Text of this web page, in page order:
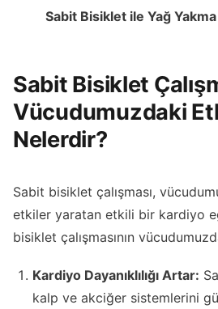
Sabit Bisiklet ile Yağ Yakma
Sabit Bisiklet
Vücudumuzdaki
Nelerdir?
Sabit bisiklet çalışması,
etkiler yaratan etkili bir kardiyo
bisiklet çalışmasının
Kardiyo Dayanıklılığı Artar:
kalp ve akciğer sistemlerini